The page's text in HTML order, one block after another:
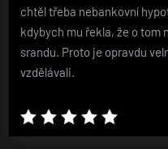
chtěl třeba nebankovní
kdybych mu řekla, že o tom
srandu. Proto je opravdu
vzdělávali.